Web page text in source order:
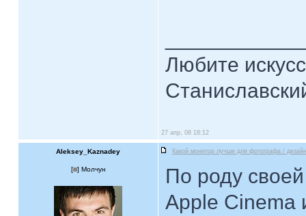
Любите
27 апр, 08 18:12
Aleksey_Kaznadey Какой монитор лучше для фотографа /
[ ] Молчун
По роду
Apple Cinema